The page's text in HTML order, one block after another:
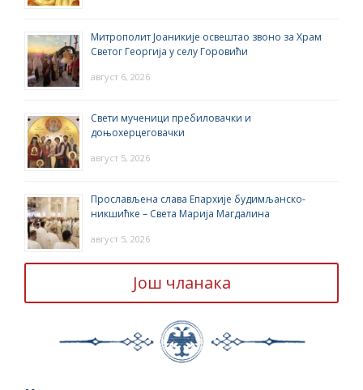
Митрополит Јоаникије освештао звоно за Храм
Светог Георгија у селу Горовићи
август 6, 2026
Свети мученици пребиловачки и
доњохерцеговачки
август 5, 2026
Прослављена слава Епархије будимљанско-
никшићке – Света Марија Магдалина
август 5, 2026
Још чланака